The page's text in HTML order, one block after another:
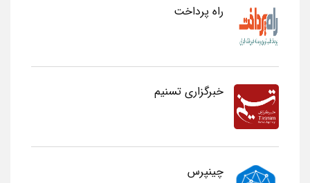
راه پرداخت
خبرگزاری تسنیم
چینپرس